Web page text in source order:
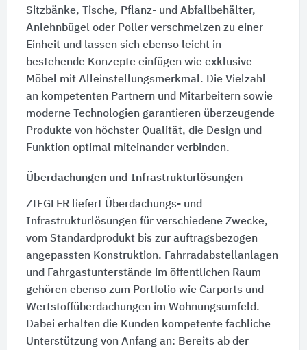
Sitzbänke, Tische, Pflanz- und Abfallbehälter,
Anlehnbügel oder Poller verschmelzen zu einer
Einheit und lassen sich ebenso leicht in
bestehende Konzepte einfügen wie exklusive
Möbel mit Alleinstellungsmerkmal. Die Vielzahl
an kompetenten Partnern und Mitarbeitern sowie
moderne Technologien garantieren überzeugende
Produkte von höchster Qualität, die Design und
Funktion optimal miteinander verbinden.
Überdachungen und Infrastrukturlösungen
ZIEGLER liefert Überdachungs- und
Infrastrukturlösungen für verschiedene Zwecke,
vom Standardprodukt bis zur auftragsbezogen
angepassten Konstruktion. Fahrradabstellanlagen
und Fahrgastunterstände im öffentlichen Raum
gehören ebenso zum Portfolio wie Carports und
Wertstoffüberdachungen im Wohnungsumfeld.
Dabei erhalten die Kunden kompetente fachliche
Unterstützung von Anfang an: Bereits ab der